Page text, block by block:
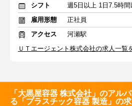
シフト
週5日以上 1日7.5時間
雇用形態
正社員
アクセス
河瀬駅
ＵＴエージェント株式会社の求人一覧
「大黒屋容器 株式会社」のアル
る「プラスチック容器 製造」の